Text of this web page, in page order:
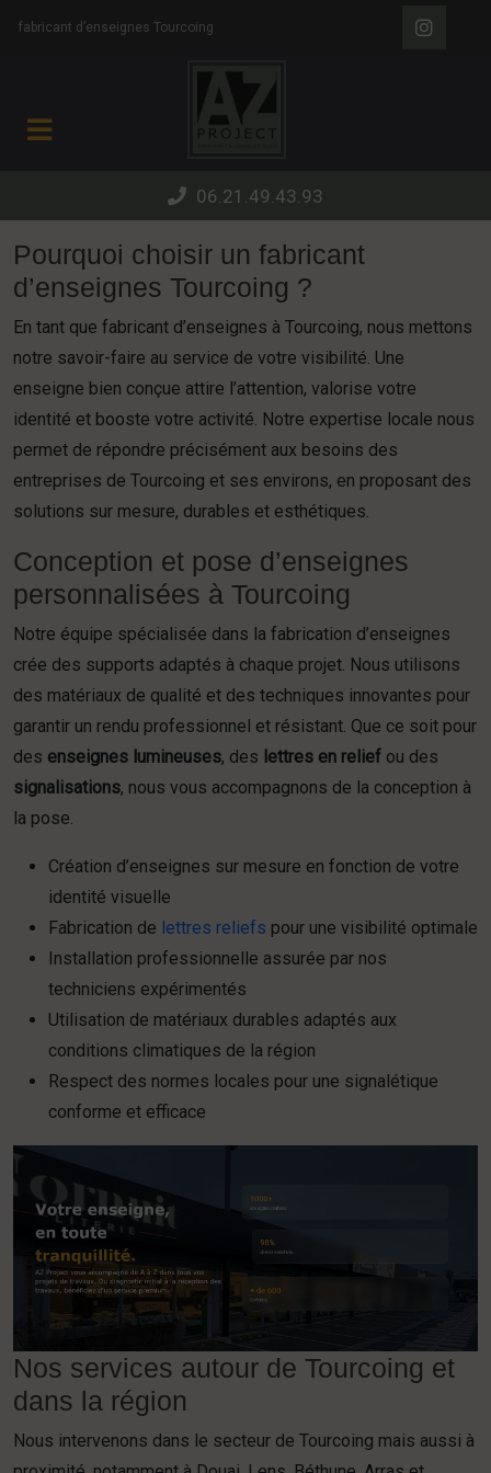
fabricant d’enseignes Tourcoing
06.21.49.43.93
Pourquoi choisir un fabricant
d’enseignes Tourcoing ?
En tant que fabricant d’enseignes à Tourcoing, nous mettons
notre savoir-faire au service de votre visibilité. Une
enseigne bien conçue attire l’attention, valorise votre
identité et booste votre activité. Notre expertise locale nous
permet de répondre précisément aux besoins des
entreprises de Tourcoing et ses environs, en proposant des
solutions sur mesure, durables et esthétiques.
Conception et pose d’enseignes
personnalisées à Tourcoing
Notre équipe spécialisée dans la fabrication d’enseignes
crée des supports adaptés à chaque projet. Nous utilisons
des matériaux de qualité et des techniques innovantes pour
garantir un rendu professionnel et résistant. Que ce soit pour
des enseignes lumineuses, des lettres en relief ou des
signalisations, nous vous accompagnons de la conception à
la pose.
Création d’enseignes sur mesure en fonction de votre
identité visuelle
Fabrication de lettres reliefs pour une visibilité optimale
Installation professionnelle assurée par nos
techniciens expérimentés
Utilisation de matériaux durables adaptés aux
conditions climatiques de la région
Respect des normes locales pour une signalétique
conforme et efficace
Nos services autour de Tourcoing et
dans la région
Nous intervenons dans le secteur de Tourcoing mais aussi à